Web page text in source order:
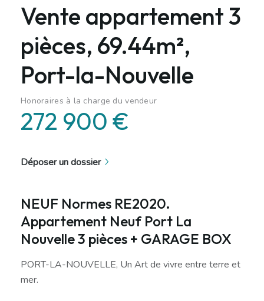
Vente appartement 3
pièces, 69.44m²,
Port-la-Nouvelle
Honoraires à la charge du vendeur
272 900 €
Déposer un dossier
NEUF Normes RE2020.
Appartement Neuf Port La
Nouvelle 3 pièces + GARAGE BOX
PORT-LA-NOUVELLE, Un Art de vivre entre terre et
mer.